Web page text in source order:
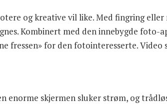
og kreative vil like. Med fingring
Kombinert med den innebygde foto-
fressen» for den fotointeresserte. Video
skjermen sluker strøm, og